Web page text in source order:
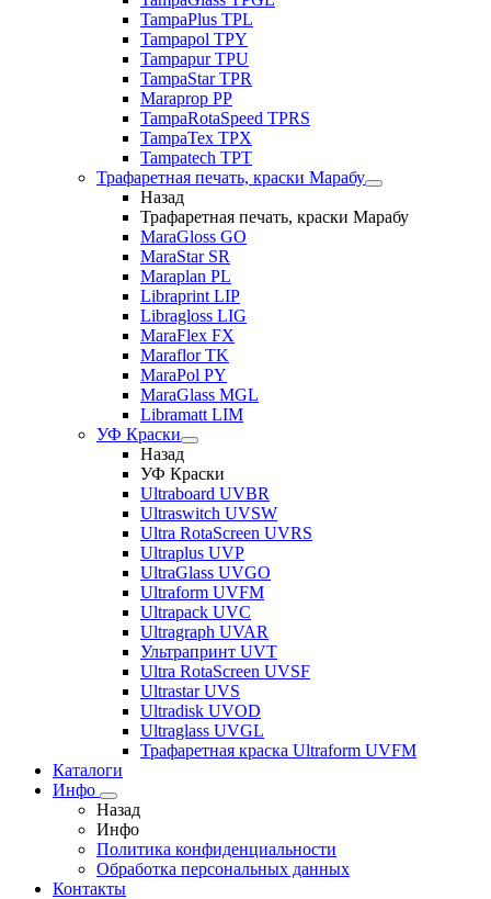
TampaPlus TPL
Tampapol TPY
Tampapur TPU
TampaStar TPR
Maraprop PP
TampaRotaSpeed TPRS
TampaTex TPX
Tampatech TPT
Трафаретная печать, краски Марабу
Назад
Трафаретная печать, краски Марабу
MaraGloss GO
MaraStar SR
Maraplan PL
Libraprint LIP
Libragloss LIG
MaraFlex FX
Maraflor TK
MaraPol PY
MaraGlass MGL
Libramatt LIM
УФ Краски
Назад
УФ Краски
Ultraboard UVBR
Ultraswitch UVSW
Ultra RotaScreen UVRS
Ultraplus UVP
UltraGlass UVGO
Ultraform UVFM
Ultrapack UVC
Ultragraph UVAR
Ультрапринт UVT
Ultra RotaScreen UVSF
Ultrastar UVS
Ultradisk UVOD
Ultraglass UVGL
Трафаретная краска Ultraform UVFM
Каталоги
Инфо
Назад
Инфо
Политика конфиденциальности
Обработка персональных данных
Контакты